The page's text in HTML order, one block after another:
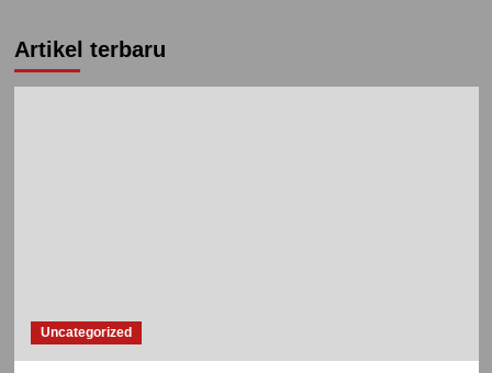
Artikel terbaru
Uncategorized